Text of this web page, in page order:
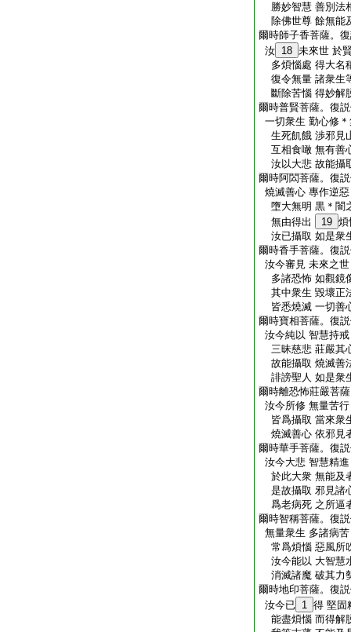
勝妙智慧 善別法
除佛世尊 餘無能
爾時師子香菩薩。
汝 18 未來世 於
多煩惱處 得大名
復令無量 諸衆生
斷除苦惱 得妙解
爾時普賢菩薩。復
一切衆生 勤心修
生死飢餓 渉邪見
互相食噉 無有善
汝以大悲 故能攝
爾時阿閦菩薩。復
燒滅善心 專作逆惡
墮大無明 黒＊闇
無由得出
19 煩
汝已攝取 如是衆
爾時香手菩薩。復
汝今審見 未來之世
多諸恐怖 如觀鏡
其中衆生 毀壞正
皆悉燒滅 一切善
爾時寶相菩薩。復
汝今純以 智慧持戒
三昧慈悲 莊嚴其
故能攝取 燒滅善
誹謗聖人 如是衆
爾時離恐怖莊嚴菩
汝今所修 無量苦行
皆爲攝取 當來衆
燒滅善心 依邪見
爾時華手菩薩。復
汝今大悲 智慧精進
於此大衆 無能及
是故攝取 邪見諸
爲老病死 之所逼
爾時智稱菩薩。復
無量衆生 多諸病苦
常爲煩惱 惡風所
汝今能以 大智慧
消滅諸魔 破其力
爾時地印菩薩。復
汝今已 1 得 堅固
能盡煩惱 而得解